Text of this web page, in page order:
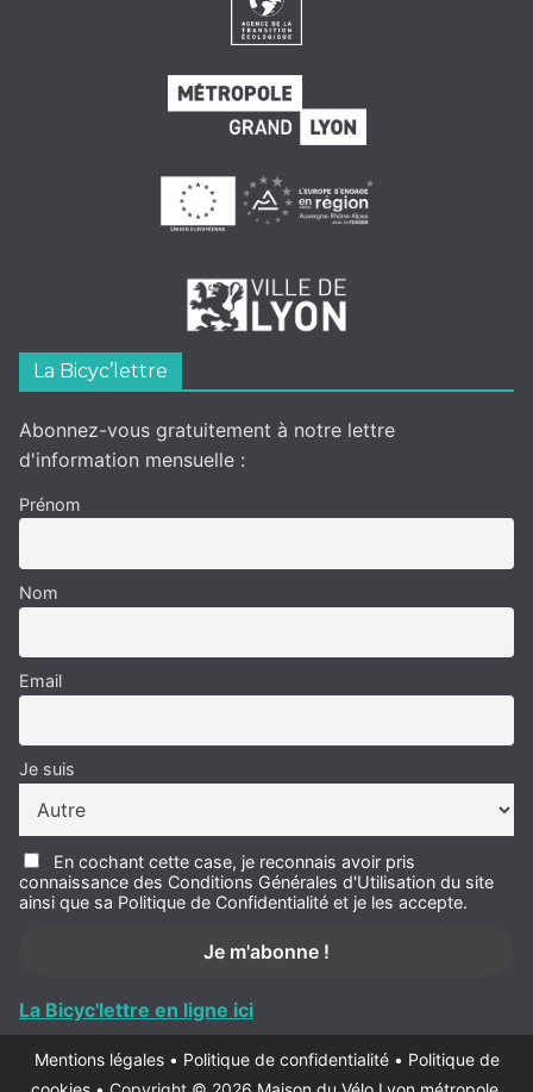
La Bicyc’lettre
Abonnez-vous gratuitement à notre lettre
d'information mensuelle :
Prénom
Nom
Email
Je suis
En cochant cette case, je reconnais avoir pris
connaissance des Conditions Générales d'Utilisation du site
ainsi que sa Politique de Confidentialité et je les accepte.
La Bicyc'lettre en ligne ici
Mentions légales • Politique de confidentialité • Politique de